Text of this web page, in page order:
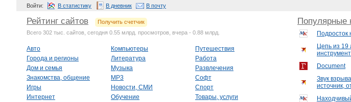
Войти: В статистику В дневник В почту
Популярные
Подросток
Цепь из 19
Document
Звук
источник,
Рейтинг сайтов
Получить счетчик
Всего 302 тыс. сайтов, сегодня 0.55 млрд. просмотров, вчера - 0.88 млрд.
Авто
Города и регионы
Дом и семья
Знакомства, общение
Игры
Интернет
Компьютеры
Литература
Музыка
MP3
Новости, СМИ
Обучение
Путешествия
Работа
Развлечения
Софт
Спорт
Товары, услуги